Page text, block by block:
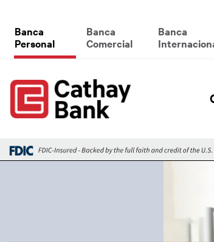
Global Header
Banca
Personal
Banca
Comercial
Banca